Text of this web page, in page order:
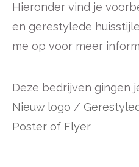
Hieronder vind je
en gerestylede
me op voor meer
Deze bedrijven gingen
Nieuw logo /
Poster of Flyer